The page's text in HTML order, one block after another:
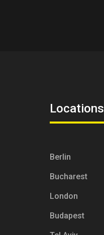
Locations
Berlin
Bucharest
London
Budapest